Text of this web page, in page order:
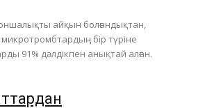
айқын болғандықтан,
бір түріне
91% дәлдікпен анықтай алған.